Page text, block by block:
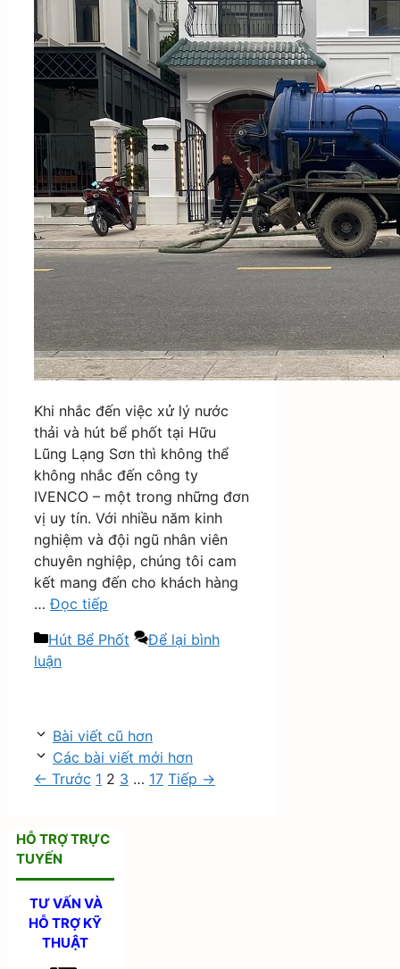
Khi nhắc đến việc xử lý nước
thải và hút bể phốt tại Hữu
Lũng Lạng Sơn thì không thể
không nhắc đến công ty
IVENCO – một trong những đơn
vị uy tín. Với nhiều năm kinh
nghiệm và đội ngũ nhân viên
chuyên nghiệp, chúng tôi cam
kết mang đến cho khách hàng
…Đọc tiếp
Danh
mục
Hút Bể Phốt
Để lại bình
luận
Bài viết cũ hơn
Các bài viết mới hơn
← Trước Trang
1 Trang
2 Trang
3 … Trang
17 Tiếp →
HỖ TRỢ TRỰC
TUYẾN
TƯ VẤN VÀ
HỖ TRỢ KỸ
THUẬT